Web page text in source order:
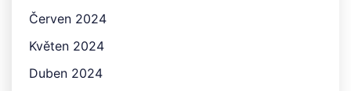
Červen 2024
Květen 2024
Duben 2024